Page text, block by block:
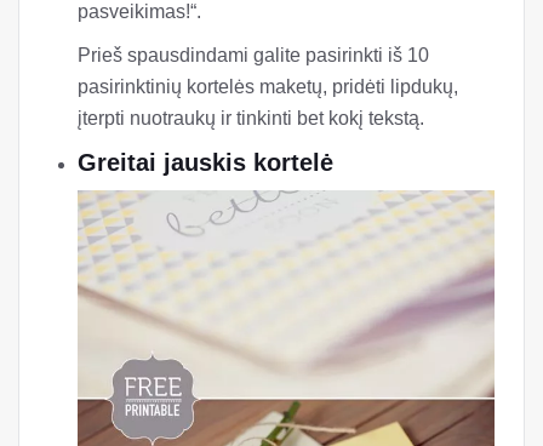
pasveikimas!“.
Prieš spausdindami galite pasirinkti iš 10
pasirinktinių kortelės maketų, pridėti lipdukų,
įterpti nuotraukų ir tinkinti bet kokį tekstą.
Greitai jauskis kortelė